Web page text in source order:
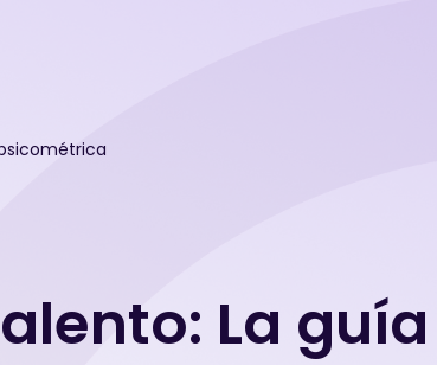
La guía